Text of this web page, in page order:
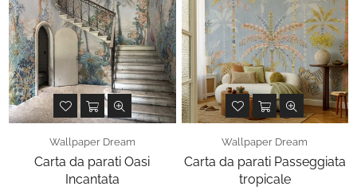
Wallpaper Dream
Carta da parati Oasi
Incantata
Wallpaper Dream
Carta da parati Passeggiata
tropicale